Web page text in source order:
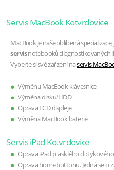
Servis MacBook Kotvrdovice
MacBook je naše oblíbená
servisnotebooků diagnostikovaných
Vyberte si své zařízení naservis
Výměnu MacBook klávesnice
Výměna disku/HDD
Oprava LCD displeje
Výměna MacBook baterie
Servis iPad Kotvrdovice
Oprava iPad prasklého dotykového
Oprava home buttonu. Jedná se o